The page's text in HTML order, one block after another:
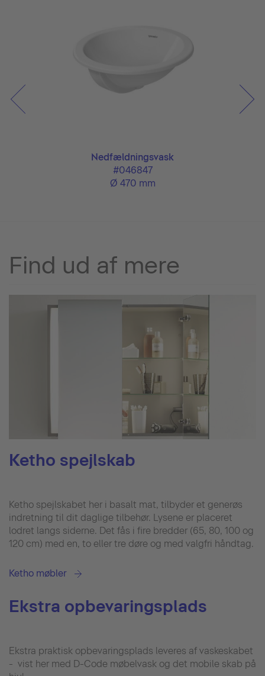
Nedfældningsvask
#046847
Ø 470 mm
Find ud af mere
Ketho spejlskab
Ketho spejlskabet her i basalt mat, tilbyder et generøs
indretning til dit daglige tilbehør. Lysene er placeret
lodret langs siderne. Det fås i fire bredder (65, 80, 100 og
120 cm) med en, to eller tre døre og med valgfri håndtag.
Ketho møbler
Ekstra opbevaringsplads
Ekstra praktisk opbevaringsplads leveres af vaskeskabet
- vist her med D-Code møbelvask og det mobile skab på